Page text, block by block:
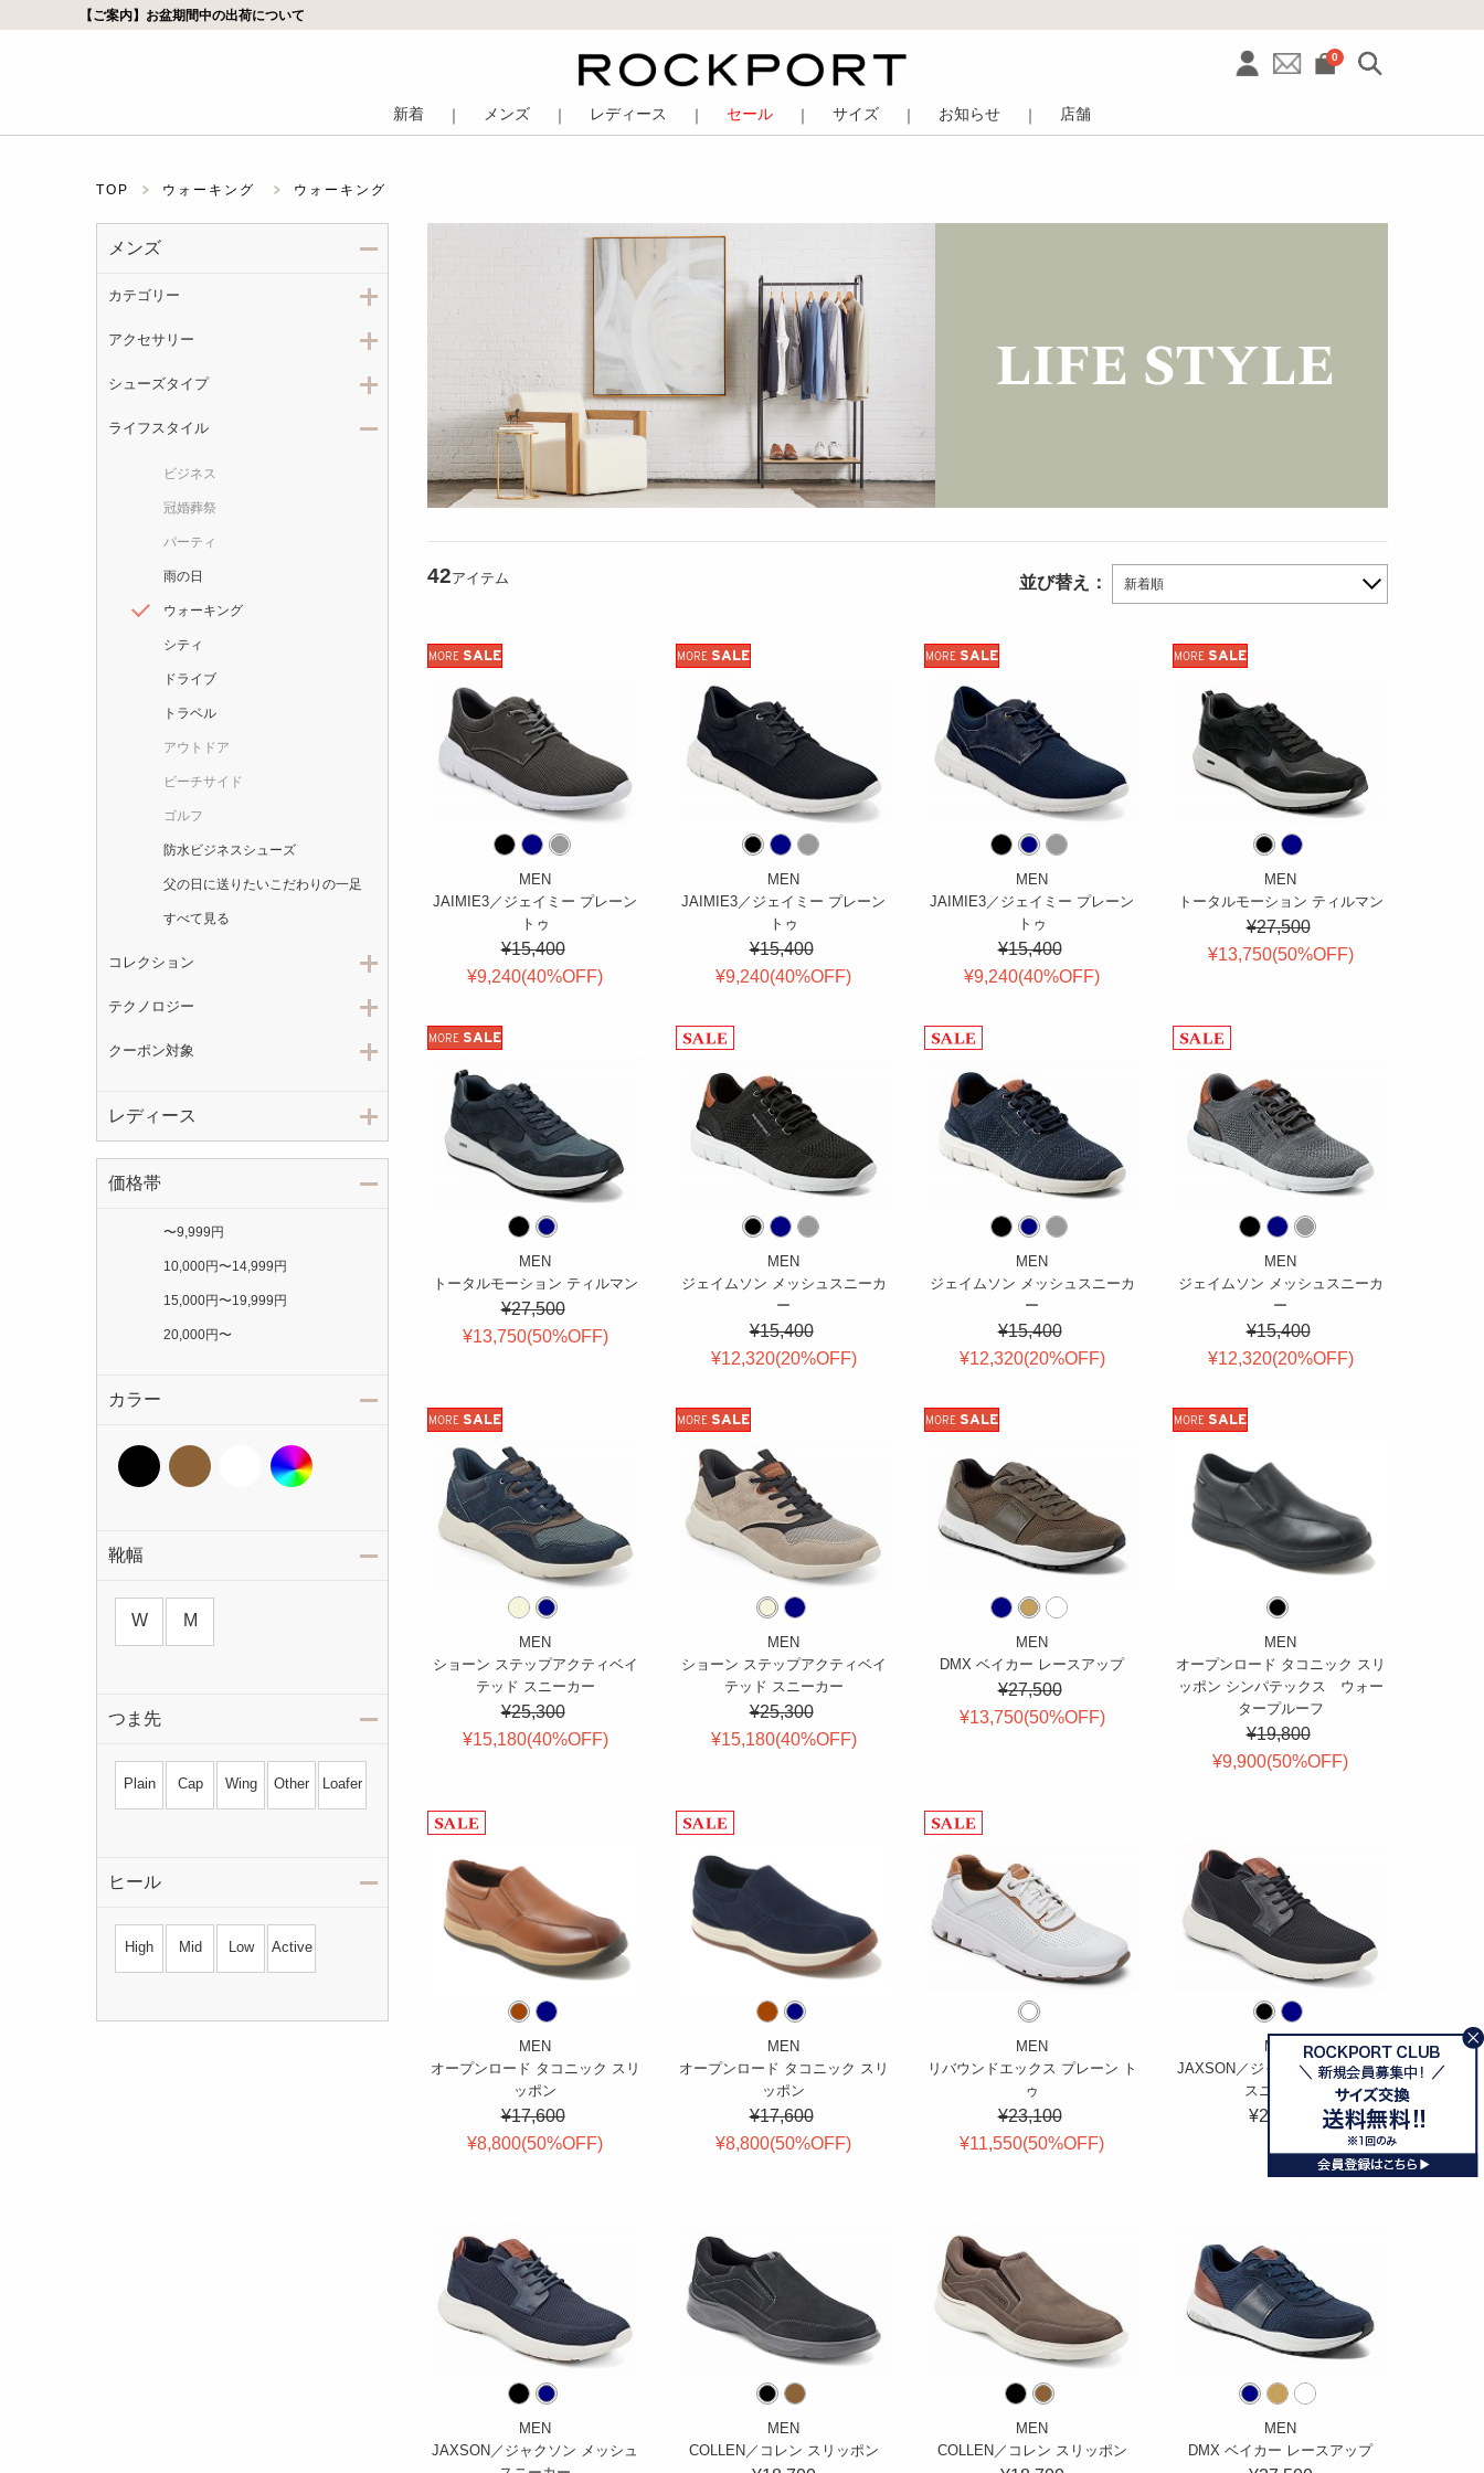
【ご案内】お盆期間中の出荷について
0
新着 ｜ メンズ ｜ レディース ｜ セール ｜ サイズ ｜ お知らせ ｜ 店舗
TOP ウォーキング ウォーキング
メンズ
カテゴリー
アクセサリー
シューズタイプ
ライフスタイル
ビジネス
冠婚葬祭
パーティ
雨の日
ウォーキング
シティ
ドライブ
トラベル
アウトドア
ビーチサイド
ゴルフ
防水ビジネスシューズ
父の日に送りたいこだわりの一足
すべて見る
コレクション
テクノロジー
クーポン対象
レディース
価格帯
〜9,999円
10,000円〜14,999円
15,000円〜19,999円
20,000円〜
カラー
靴幅
W M
つま先
Plain Cap Wing Other Loafer
ヒール
High Mid Low Active
42アイテム 並び替え： 新着順
MORE SALE
MEN
JAIMIE3／ジェイミー プレーン
トゥ
¥15,400
¥9,240(40%OFF)
MORE SALE
MEN
JAIMIE3／ジェイミー プレーン
トゥ
¥15,400
¥9,240(40%OFF)
MORE SALE
MEN
JAIMIE3／ジェイミー プレーン
トゥ
¥15,400
¥9,240(40%OFF)
MORE SALE
MEN
トータルモーション ティルマン
¥27,500
¥13,750(50%OFF)
MORE SALE
MEN
トータルモーション ティルマン
¥27,500
¥13,750(50%OFF)
MEN
ジェイムソン メッシュスニーカ
ー
¥15,400
¥12,320(20%OFF)
MEN
ジェイムソン メッシュスニーカ
ー
¥15,400
¥12,320(20%OFF)
MEN
ジェイムソン メッシュスニーカ
ー
¥15,400
¥12,320(20%OFF)
MORE SALE
MEN
ショーン ステップアクティベイ
テッド スニーカー
¥25,300
¥15,180(40%OFF)
MORE SALE
MEN
ショーン ステップアクティベイ
テッド スニーカー
¥25,300
¥15,180(40%OFF)
MORE SALE
MEN
DMX ベイカー レースアップ
¥27,500
¥13,750(50%OFF)
MORE SALE
MEN
オープンロード タコニック スリ
ッポン シンパテックス ウォー
タープルーフ
¥19,800
¥9,900(50%OFF)
MEN
オープンロード タコニック スリ
ッポン
¥17,600
¥8,800(50%OFF)
MEN
オープンロード タコニック スリ
ッポン
¥17,600
¥8,800(50%OFF)
MEN
リバウンドエックス プレーン ト
ゥ
¥23,100
¥11,550(50%OFF)
MEN
JAXSON／ジャクソン メッシュ
スニーカー
¥20,900
MEN
JAXSON／ジャクソン メッシュ
MEN
COLLEN／コレン スリッポン
MEN
COLLEN／コレン スリッポン
MEN
DMX ベイカー レースアップ